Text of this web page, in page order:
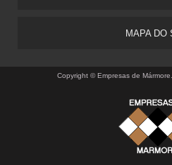
MAPA DO
Copyright © Empresas de